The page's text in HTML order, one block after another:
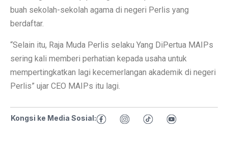
buah sekolah-sekolah agama di negeri Perlis yang
berdaftar.
“Selain itu, Raja Muda Perlis selaku Yang DiPertua MAIPs
sering kali memberi perhatian kepada usaha untuk
mempertingkatkan lagi kecemerlangan akademik di negeri
Perlis” ujar CEO MAIPs itu lagi.
Kongsi ke Media Sosial: